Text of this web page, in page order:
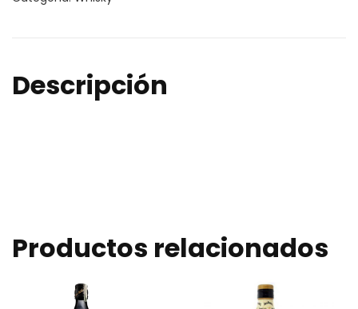
Descripción
Productos relacionados